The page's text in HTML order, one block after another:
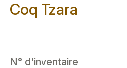
Coq Tzara
N° d'inventaire